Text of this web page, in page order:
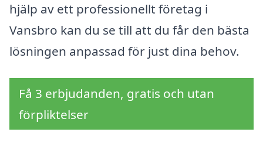
hjälp av ett professionellt företag i
Vansbro kan du se till att du får den bästa
lösningen anpassad för just dina behov.
Få 3 erbjudanden, gratis och utan
förpliktelser